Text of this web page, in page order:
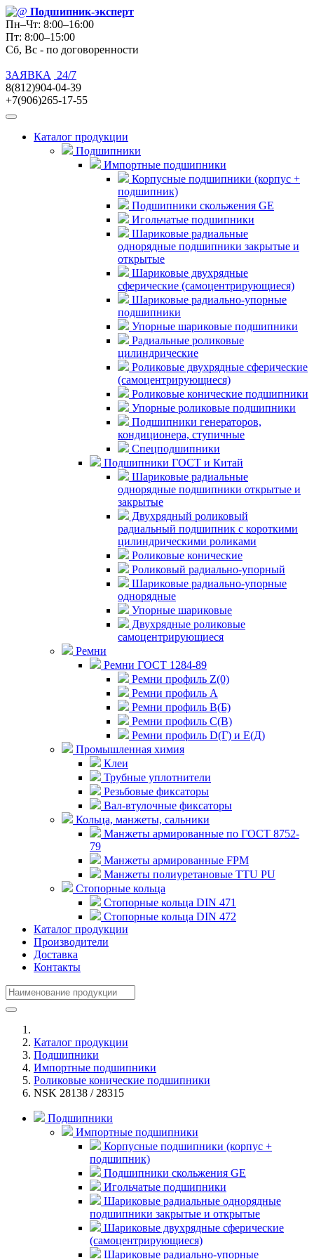
Подшипник-эксперт
Пн–Чт: 8:00–16:00
Пт: 8:00–15:00
Сб, Вс - по договоренности
ЗАЯВКА
24/7
8(812)904-04-39
+7(906)265-17-55
Каталог продукции
Подшипники
Импортные подшипники
Корпусные подшипники (корпус +
подшипник)
Подшипники скольжения GE
Игольчатые подшипники
Шариковые радиальные
однорядные подшипники закрытые и
открытые
Шариковые двухрядные
сферические (самоцентрирующиеся)
Шариковые радиально-упорные
подшипники
Упорные шариковые подшипники
Радиальные роликовые
цилиндрические
Роликовые двухрядные сферические
(самоцентрирующиеся)
Роликовые конические подшипники
Упорные роликовые подшипники
Подшипники генераторов,
кондиционера, ступичные
Спецподшипники
Подшипники ГОСТ и Китай
Шариковые радиальные
однорядные подшипники открытые и
закрытые
Двухрядный роликовый
радиальный подшипник с короткими
цилиндрическими роликами
Роликовые конические
Роликовый радиально-упорный
Шариковые радиально-упорные
однорядные
Упорные шариковые
Двухрядные роликовые
самоцентрирующиеся
Ремни
Ремни ГОСТ 1284-89
Ремни профиль Z(0)
Ремни профиль А
Ремни профиль В(Б)
Ремни профиль С(В)
Ремни профиль D(Г) и E(Д)
Промышленная химия
Клеи
Трубные уплотнители
Резьбовые фиксаторы
Вал-втулочные фиксаторы
Кольца, манжеты, сальники
Манжеты армированные по ГОСТ 8752-
79
Манжеты армированные FPM
Манжеты полиуретановые TTU PU
Стопорные кольца
Стопорные кольца DIN 471
Стопорные кольца DIN 472
Каталог продукции
Производители
Доставка
Контакты
Каталог продукции
Подшипники
Импортные подшипники
Роликовые конические подшипники
NSK 28138 / 28315
Подшипники
Импортные подшипники
Корпусные подшипники (корпус +
подшипник)
Подшипники скольжения GE
Игольчатые подшипники
Шариковые радиальные однорядные
подшипники закрытые и открытые
Шариковые двухрядные сферические
(самоцентрирующиеся)
Шариковые радиально-упорные